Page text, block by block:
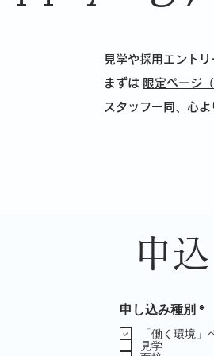
見学や採用エント
まずは 限定ページ
スタッフ一同、心よ
申
申し込み種別 *必
「働く環境」
見学